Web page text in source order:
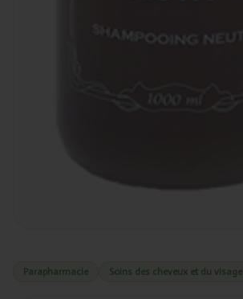
Parapharmacie Soins des cheveux et du visage